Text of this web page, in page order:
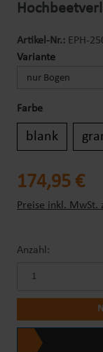
Artikel-Nr.: EPH-
Varianteauswählen
Farbe
blank
Regulärer Preis:
174,95 €
Preise inkl. MwSt.
Anzahl: